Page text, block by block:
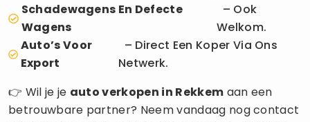
Schadewagens En Defecte
Wagens
– Ook
Welkom.
Auto’s Voor
Export
– Direct Een Koper Via Ons
Netwerk.
👉 Wil je je auto verkopen in Rekkem aan een
betrouwbare partner? Neem vandaag nog contact